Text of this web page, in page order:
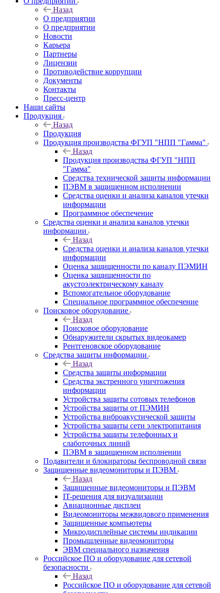
Назад
О предприятии
О предприятии
Новости
Карьера
Партнеры
Лицензии
Противодействие коррупции
Документы
Контакты
Пресс-центр
Наши сайты
Продукция
Назад
Продукция
Продукция производства ФГУП "НПП "Гамма"
Назад
Продукция производства ФГУП "НПП
"Гамма"
Средства технической защиты информации
ПЭВМ в защищенном исполнении
Средства оценки и анализа каналов утечки
информации
Программное обеспечение
Средства оценки и анализа каналов утечки
информации
Назад
Средства оценки и анализа каналов утечки
информации
Оценка защищенности по каналу ПЭМИН
Оценка защищенности по
акустоэлектрическому каналу
Вспомогательное оборудование
Специальное программное обеспечение
Поисковое оборудование
Назад
Поисковое оборудование
Обнаружители скрытых видеокамер
Рентгеновское оборудование
Средства защиты информации
Назад
Средства защиты информации
Средства экстренного уничтожения
информации
Устройства защиты сотовых телефонов
Устройства защиты от ПЭМИН
Устройства виброакустической защиты
Устройства защиты сети электропитания
Устройства защиты телефонных и
слаботочных линий
ПЭВМ в защищенном исполнении
Подавители и блокираторы беспроводной связи
Защищенные видеомониторы и ПЭВМ
Назад
Защищенные видеомониторы и ПЭВМ
IT-решения для визуализации
Авиационные дисплеи
Видеомониторы межвидового применения
Защищенные компьютеры
Микродисплейные системы индикации
Промышленные видеомониторы
ЭВМ специального назначения
Российское ПО и оборудование для сетевой
безопасности
Назад
Российское ПО и оборудование для сетевой